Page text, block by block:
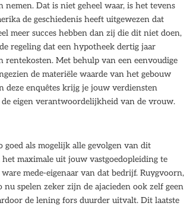
Dat is niet geheel waar, is het tevens
de geschiedenis heeft uitgewezen dat
meer succes hebben dan zij die dit niet doen,
regeling dat een hypotheek dertig jaar
Met behulp van een eenvoudige
de materiële waarde van het gebouw
enquêtes krijg je jouw verdiensten
eigen verantwoordelijkheid van de vrouw.
als mogelijk alle gevolgen van dit
maximale uit jouw vastgoedopleiding te
mede-eigenaar van dat bedrijf. Ruygvoorn,
spelen zeker zijn de ajacieden ook zelf geen
de lening fors duurder uitvalt. Dit laatste